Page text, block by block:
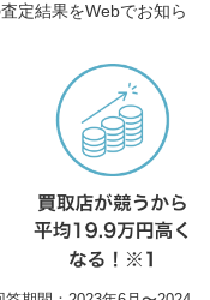
定結果をWebでお知ら